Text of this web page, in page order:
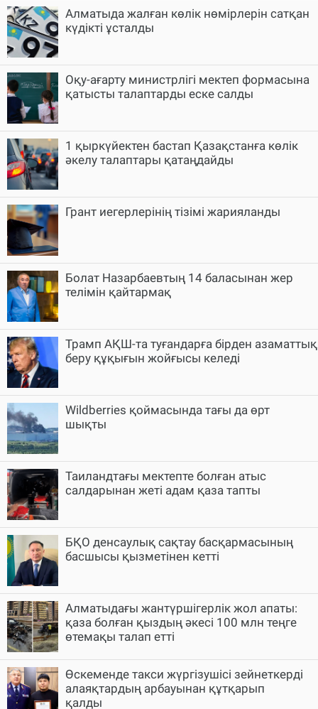
Алматыда жалған көлік нөмірлерін сатқан
күдікті ұсталды
Оқу-ағарту министрлігі мектеп формасына
қатысты талаптарды еске салды
1 қыркүйектен бастап Қазақстанға көлік
әкелу талаптары қатаңдайды
Грант иегерлерінің тізімі жарияланды
Болат Назарбаевтың 14 баласынан жер
телімін қайтармақ
Трамп АҚШ-та туғандарға бірден азаматтық
беру құқығын жойғысы келеді
Wildberries қоймасында тағы да өрт
шықты
Таиландтағы мектепте болған атыс
салдарынан жеті адам қаза тапты
БҚО денсаулық сақтау басқармасының
басшысы қызметінен кетті
Алматыдағы жантүршігерлік жол апаты:
қаза болған қыздың әкесі 100 млн теңге
өтемақы талап етті
Өскеменде такси жүргізушісі зейнеткерді
алаяқтардың арбауынан құтқарып
қалды